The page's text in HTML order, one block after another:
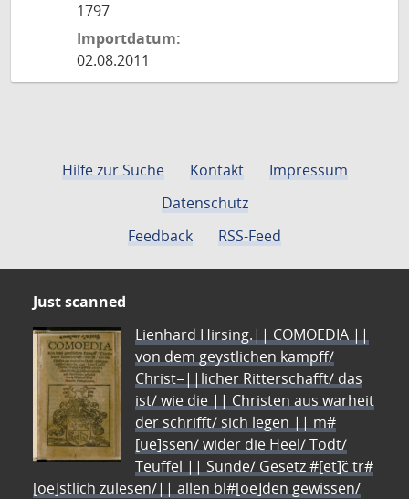
1797
Importdatum:
02.08.2011
Hilfe zur Suche Kontakt
Impressum
Datenschutz
Feedback
RSS-Feed
Just scanned
Lienhard Hirsing.|| COMOEDIA ||
von dem geystlichen kampff/
Christ=||licher Ritterschafft/ das
ist/ wie die || Christen aus warheit
der schrifft/ sich legen || m#
[ue]ssen/ wider die Heel/ Todt/
Teuffel || Sünde/ Gesetz #[et]c̃ tr#
[oe]stlich zulesen/|| allen bl#[oe]den gewissen/